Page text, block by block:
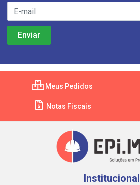
Meus Pedidos
Notas Fiscais
Institucional